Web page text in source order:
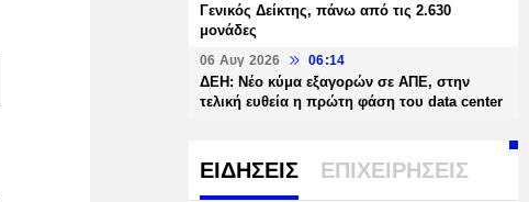
Γενικός Δείκτης, πάνω από τις 2.630
μονάδες
06 Αυγ 2026 06:14
ΔΕΗ: Νέο κύμα εξαγορών σε ΑΠΕ, στην
τελική ευθεία η πρώτη φάση του data center
ΕΙΔΗΣΕΙΣ ΕΠΙΧΕΙΡΗΣΕΙΣ